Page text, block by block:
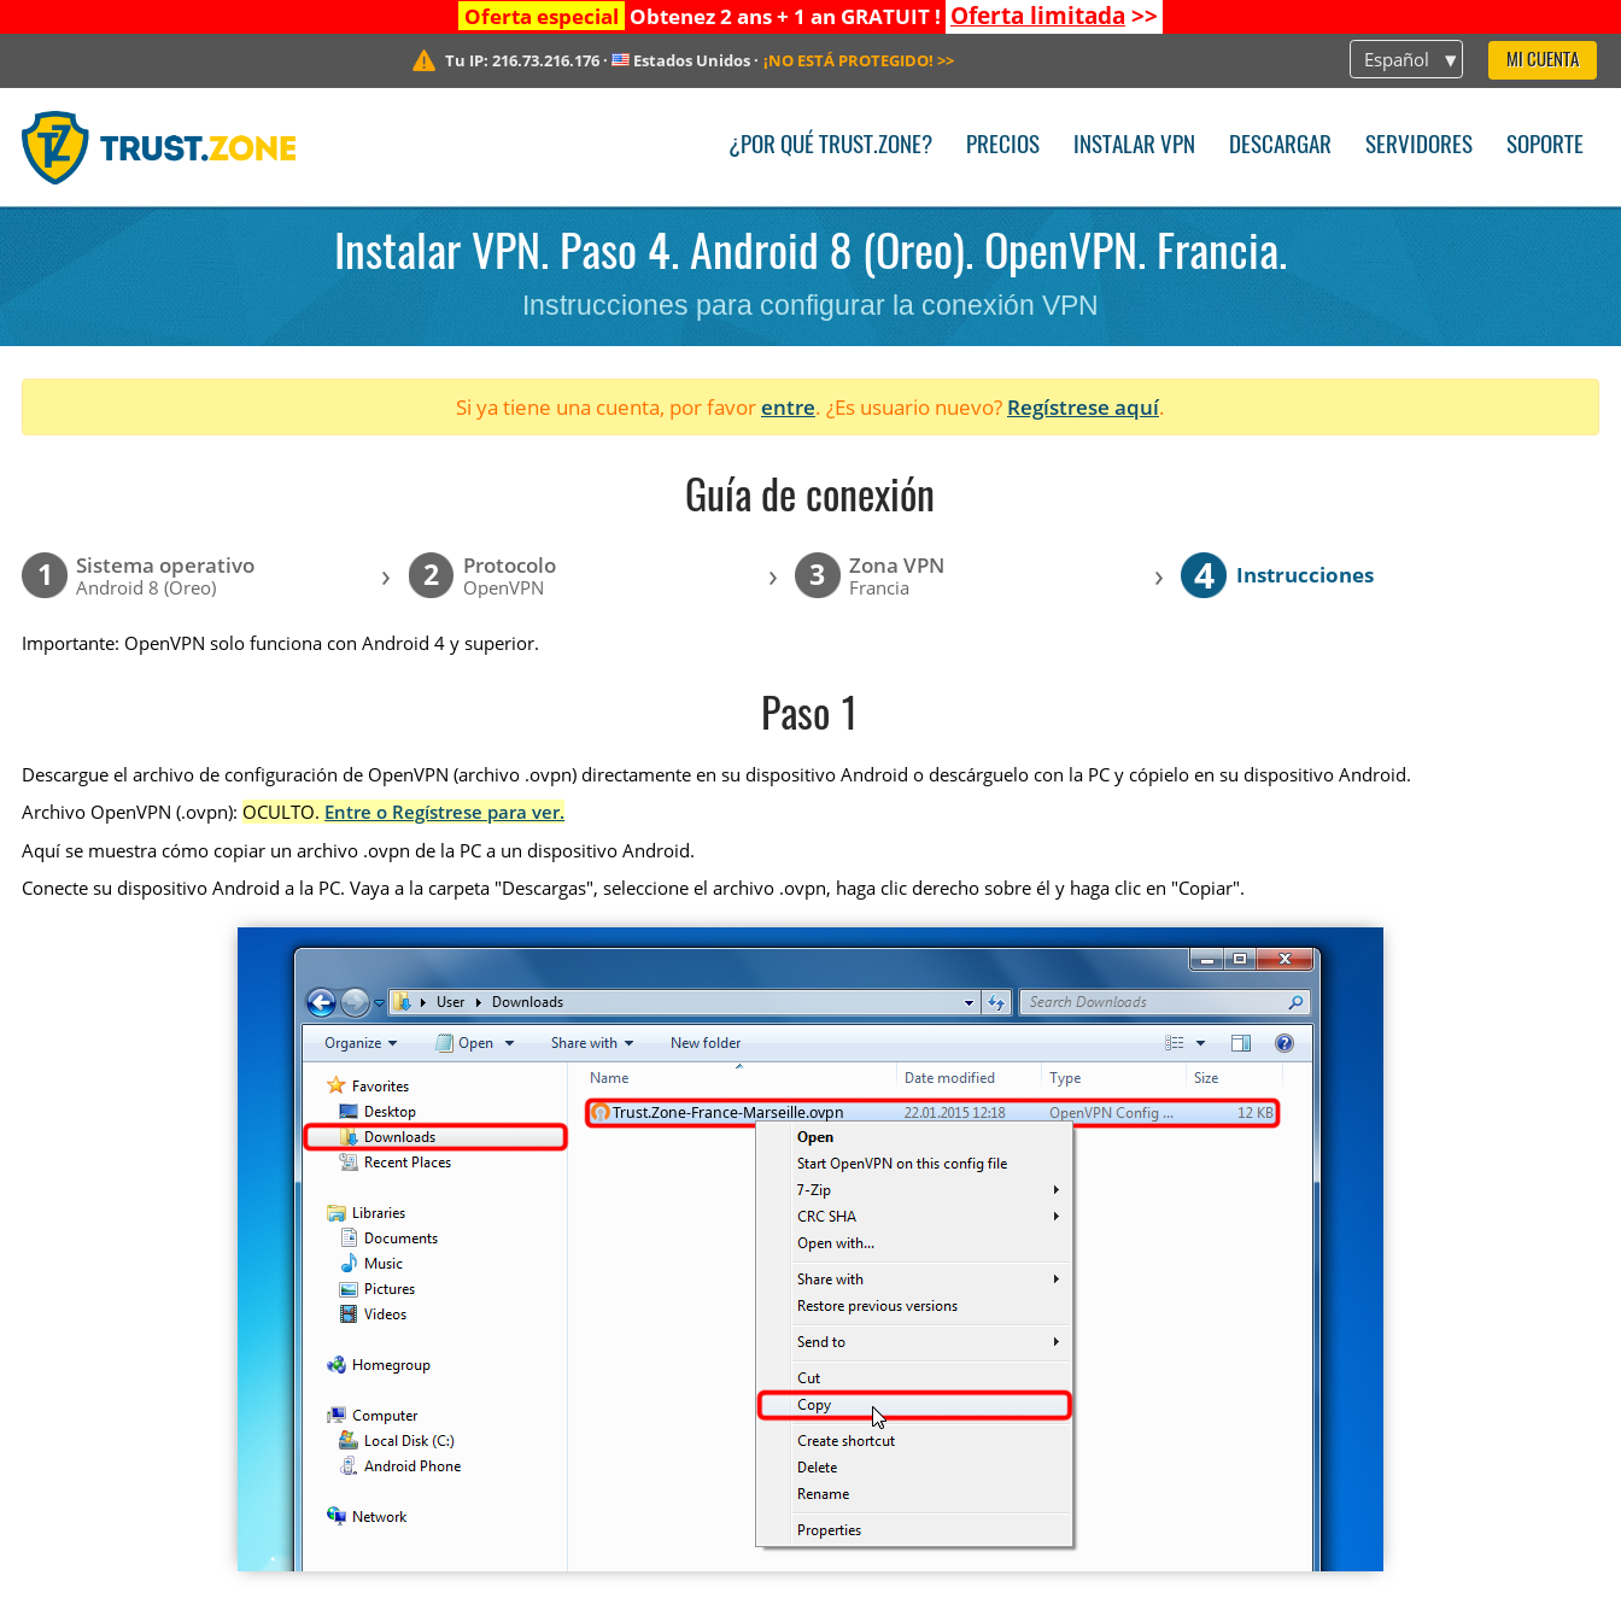
Oferta especial Obtenez 2 ans + 1 an GRATUIT ! Oferta limitada >>
Español MI CUENTA
Tu IP: 216.73.216.176· Estados Unidos· ¡NO ESTÁ PROTEGIDO! >>
¿POR QUÉ TRUST.ZONE? PRECIOS INSTALAR VPN DESCARGAR SERVIDORES SOPORTE
Instalar VPN. Paso 4. Android 8 (Oreo). OpenVPN. Francia.
Instrucciones para configurar la conexión VPN
Si ya tiene una cuenta, por favorentre. ¿Es usuario nuevo? Regístrese aquí.
Guía de conexión
1 Sistema operativo
Android 8 (Oreo) › 2 Protocolo
OpenVPN › 3 Zona VPN
Francia › 4 Instrucciones
Importante: OpenVPN solo funciona con Android 4 y superior.
Paso 1
Descargue el archivo de configuración de OpenVPN (archivo .ovpn) directamente en su dispositivo Android o descárguelo con la PC y cópielo en su dispositivo Android.
Archivo OpenVPN (.ovpn): OCULTO. Entre o Regístrese para ver.
Aquí se muestra cómo copiar un archivo .ovpn de la PC a un dispositivo Android.
Conecte su dispositivo Android a la PC. Vaya a la carpeta "Descargas", seleccione el archivo .ovpn, haga clic derecho sobre él y haga clic en "Copiar".
Trust.Zone-France-Marseille.ovpn